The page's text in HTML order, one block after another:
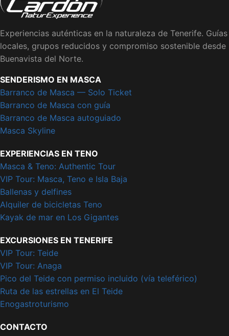
Experiencias auténticas en la naturaleza de Tenerife. Guías
locales, grupos reducidos y compromiso sostenible desde
Buenavista del Norte.
SENDERISMO EN MASCA
Barranco de Masca — Solo Ticket
Barranco de Masca con guía
Barranco de Masca autoguiado
Masca Skyline
EXPERIENCIAS EN TENO
Masca & Teno: Authentic Tour
VIP Tour: Masca, Teno e Isla Baja
Ballenas y delfines
Alquiler de bicicletas Teno
Kayak de mar en Los Gigantes
EXCURSIONES EN TENERIFE
VIP Tour: Teide
VIP Tour: Anaga
Pico del Teide con permiso incluido (vía teleférico)
Ruta de las estrellas en El Teide
Enogastroturismo
CONTACTO